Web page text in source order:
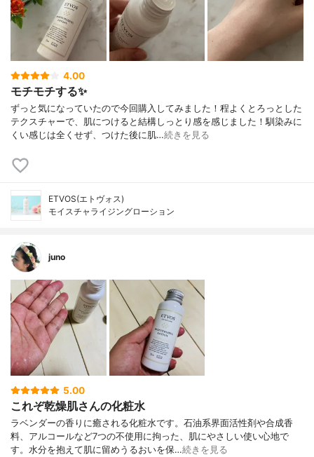
4.00
モチモチする✨
ずっと気になっていたので今回購入してみました！程よくとろっとした
テクスチャーで、肌につけると結構しっとり感を感じました！馴染みに
くい感じは全くせず、つけた後に肌…続きを見る
ETVOS(エトヴォス)
モイスチャライジングローション
juno
5.00
これぞ乾燥肌さんの化粧水
ラベンダーの香りに癒される化粧水です。石油系界面活性剤や合成香
料、アルコールなど7つの不使用に拘った、肌にやさしい使い心地で
す。水分を抱えて肌に留めうるおいを保…続きを見る